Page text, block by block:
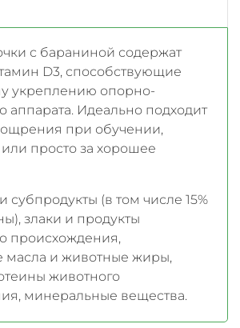
с бараниной содержат
D3, способствующие
укреплению опорно-
аппарата. Идеально подходит
при обучении,
просто за хорошее
субпродукты (в том числе 15%
злаки и продукты
происхождения,
масла и животные жиры,
животного
минеральные вещества.